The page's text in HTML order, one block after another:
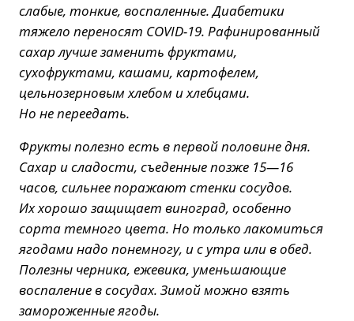
слабые, тонкие, воспаленные. Диабетики
тяжело переносят COVID-19. Рафинированный
сахар лучше заменить фруктами,
сухофруктами, кашами, картофелем,
цельнозерновым хлебом и хлебцами.
Но не переедать.
Фрукты полезно есть в первой половине дня.
Сахар и сладости, съеденные позже 15—16
часов, сильнее поражают стенки сосудов.
Их хорошо защищает виноград, особенно
сорта темного цвета. Но только лакомиться
ягодами надо понемногу, и с утра или в обед.
Полезны черника, ежевика, уменьшающие
воспаление в сосудах. Зимой можно взять
замороженные ягоды.